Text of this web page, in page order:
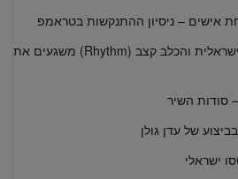
אישים – ניסיון ההתנקשות בטראמפ
אמריקה גוט טאלנט – רוני הישראלית והכלב קצב (Rhythm) משגעים את
סודות השיר
של עדן גולן